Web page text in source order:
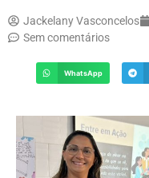
Jackelany Vasconcelos
Sem comentários
WhatsApp